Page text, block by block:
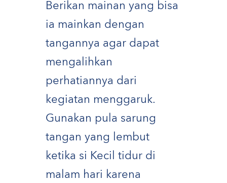
Berikan mainan yang bisa
ia mainkan dengan
tangannya agar dapat
mengalihkan
perhatiannya dari
kegiatan menggaruk.
Gunakan pula sarung
tangan yang lembut
ketika si Kecil tidur di
malam hari karena